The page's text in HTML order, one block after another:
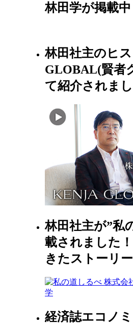
林田学が掲載中
林田社主のヒ
GLOBAL(賢者
て紹介されま
林田社主が”私
載されました
きたストーリ
経済誌エコノ